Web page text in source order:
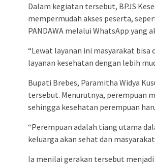
Dalam kegiatan tersebut, BPJS
mempermudah akses peserta,
PANDAWA melalui WhatsApp yang
“Lewat layanan ini masyarakat
layanan kesehatan dengan lebih
Bupati Brebes, Paramitha Widya
tersebut. Menurutnya, perempuan
sehingga kesehatan perempuan
“Perempuan adalah tiang utama
keluarga akan sehat dan
Ia menilai gerakan tersebut